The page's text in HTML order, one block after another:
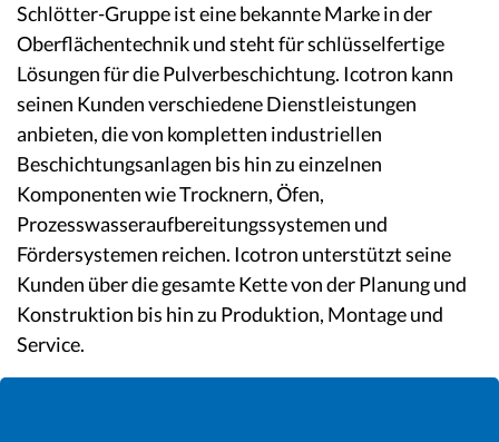
Schlötter-Gruppe ist eine bekannte Marke in der
Oberflächentechnik und steht für schlüsselfertige
Lösungen für die Pulverbeschichtung. Icotron kann
seinen Kunden verschiedene Dienstleistungen
anbieten, die von kompletten industriellen
Beschichtungsanlagen bis hin zu einzelnen
Komponenten wie Trocknern, Öfen,
Prozesswasseraufbereitungssystemen und
Fördersystemen reichen. Icotron unterstützt seine
Kunden über die gesamte Kette von der Planung und
Konstruktion bis hin zu Produktion, Montage und
Service.